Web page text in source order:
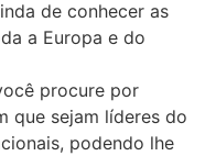
de conhecer as
a Europa e do
procure por
que sejam líderes do
podendo lhe